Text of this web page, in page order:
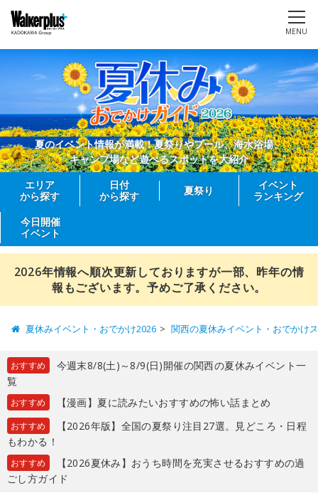
MENU
夏のイベント情報が満載！夏祭りやプール、海水浴場、
キャンプ場など遊べるスポットを大紹介
エリア
から探す
日付
から探す
夏祭り
イベント
ランキング
今日開催
イベント
2026年情報へ順次更新しておりますが一部、昨年の情
報もございます。予めご了承ください。
夏休みイベント・おでかけ2026 関西の夏休みイベント・おでかけ
おすすめ
今週末8/8(土)～8/9(日)開催の関西の夏休みイベント一
覧
おすすめ 【漫画】夏に読みたいおすすめの怖い話まとめ
おすすめ
【2026年版】全国の夏祭り注目27選。見どころ・日程
もわかる！
おすすめ
【2026夏休み】おうち時間を充実させるおすすめの過
ごし方ガイド